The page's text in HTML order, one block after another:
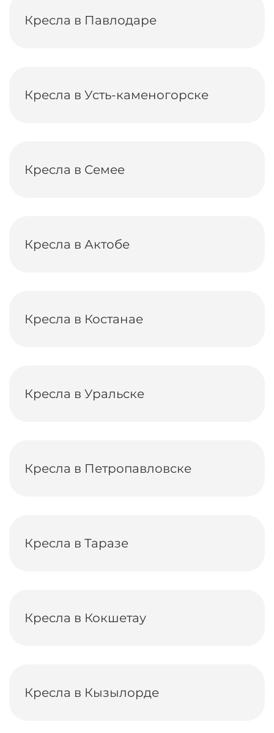
Кресла в Павлодаре
Кресла в Усть-каменогорске
Кресла в Семее
Кресла в Актобе
Кресла в Костанае
Кресла в Уральске
Кресла в Петропавловске
Кресла в Таразе
Кресла в Кокшетау
Кресла в Кызылорде